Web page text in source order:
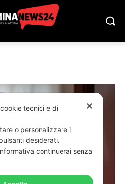
✕
tecnici e di
o personalizzare i
desiderati.
continuerai senza